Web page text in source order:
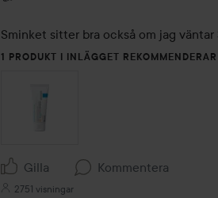
Sminket sitter bra också om jag
1 PRODUKT I INLÄGGET REKOMMENDERAR
Gilla Kommentera
2751 visningar